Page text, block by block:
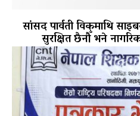
सांसद पार्वती विकमाथि
सुरक्षित छैनौँ भने